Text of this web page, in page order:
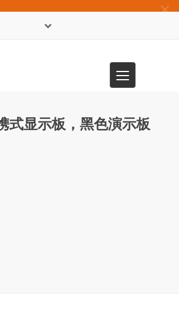
×
Toggle
navigation
式显示板，黑色演示板